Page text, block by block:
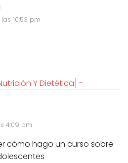
10:53 pm
Y Dietética] -
4:09 pm
cómo hago un curso sobre